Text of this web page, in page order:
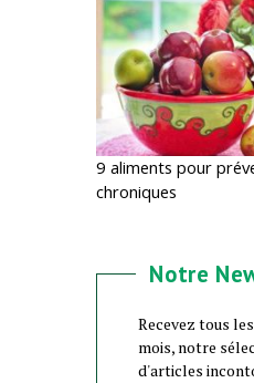
9 aliments pour
chroniques
Notre
Recevez tous
mois, notre
d'articles